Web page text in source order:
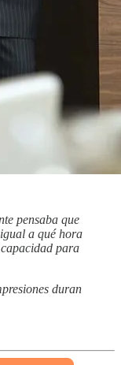
pensaba que
a qué hora
para
duran